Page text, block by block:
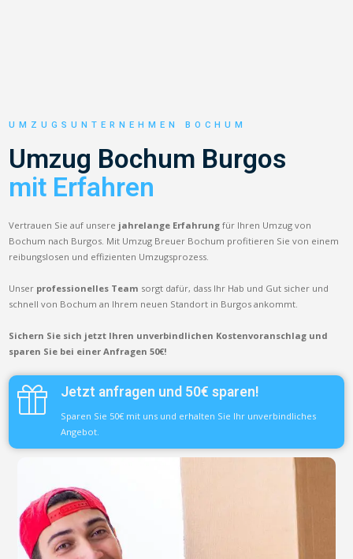
UMZUGSUNTERNEHMEN BOCHUM
Umzug Bochum Burgos
mit Erfahren
Vertrauen Sie auf unsere jahrelange Erfahrung für Ihren Umzug von
Bochum nach Burgos. Mit Umzug Breuer Bochum profitieren Sie von einem
reibungslosen und effizienten Umzugsprozess.
Unser professionelles Team sorgt dafür, dass Ihr Hab und Gut sicher und
schnell von Bochum an Ihrem neuen Standort in Burgos ankommt.
Sichern Sie sich jetzt Ihren unverbindlichen Kostenvoranschlag und
sparen Sie bei einer Anfragen 50€!
Jetzt anfragen und 50€ sparen!
Sparen Sie 50€ mit uns und erhalten Sie Ihr unverbindliches
Angebot.